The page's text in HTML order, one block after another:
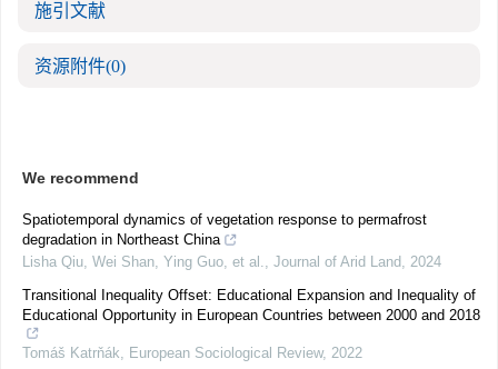
施引文献
资源附件(0)
We recommend
Spatiotemporal dynamics of vegetation response to permafrost
degradation in Northeast China
Lisha Qiu, Wei Shan, Ying Guo, et al., Journal of Arid Land, 2024
Transitional Inequality Offset: Educational Expansion and Inequality of
Educational Opportunity in European Countries between 2000 and 2018
Tomáš Katrňák, European Sociological Review, 2022